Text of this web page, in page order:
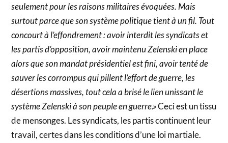
seulement pour les raisons militaires évoquées. Mais
surtout parce que son système politique tient à un fil. Tout
concourt à l’effondrement : avoir interdit les syndicats et
les partis d’opposition, avoir maintenu Zelenski en place
alors que son mandat présidentiel est fini, avoir tenté de
sauver les corrompus qui pillent l’effort de guerre, les
désertions massives, tout cela a brisé le lien unissant le
système Zelenski à son peuple en guerre.»Ceci est un tissu
de mensonges. Les syndicats, les partis continuent leur
travail, certes dans les conditions d’une loi martiale.